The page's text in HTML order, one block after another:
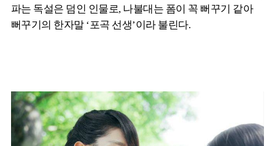
파는 독설은 덤인 인물로, 나불대는 폼이 꼭 뻐꾸기 같아
뻐꾸기의 한자말 ‘포곡 선생’이라 불린다.